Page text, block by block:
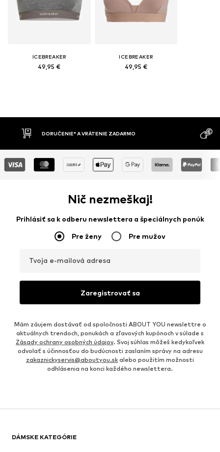
ICEBREAKER
49,95 €
ICEBREAKER
49,95 €
DORUČENIE* A VRÁTENIE ZADARMO
Nič nezmeškaj!
Prihlásiť sa k odberu newslettera a špeciálnych ponúk
Pre ženy Pre mužov
Tvoja e-mailová adresa
Zaregistrovať sa
Mám záujem dostávať od spoločnosti ABOUT YOU newslettre o
aktuálnych trendoch, ponukách a zľavových kupónoch v súlade s
Zásady ochrany osobných údajov. Svoj súhlas môžeš kedykoľvek
odvolať s účinnosťou do budúcnosti zaslaním správy na adresu
zakaznickyservis@aboutyou.sk alebo použitím možnosti
odhlásenia na konci každého newslettera.
DÁMSKE KATEGÓRIE